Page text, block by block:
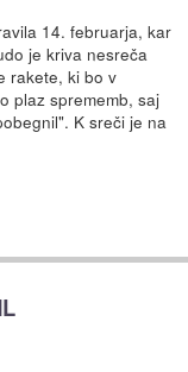
14. februarja, kar
je kriva nesreča
rakete, ki bo v
plaz sprememb, saj
K sreči je na